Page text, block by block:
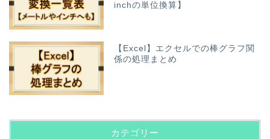
inchの単位換算】
【Excel】エクセルでの棒グラフ関
係の処理まとめ
カテゴリー